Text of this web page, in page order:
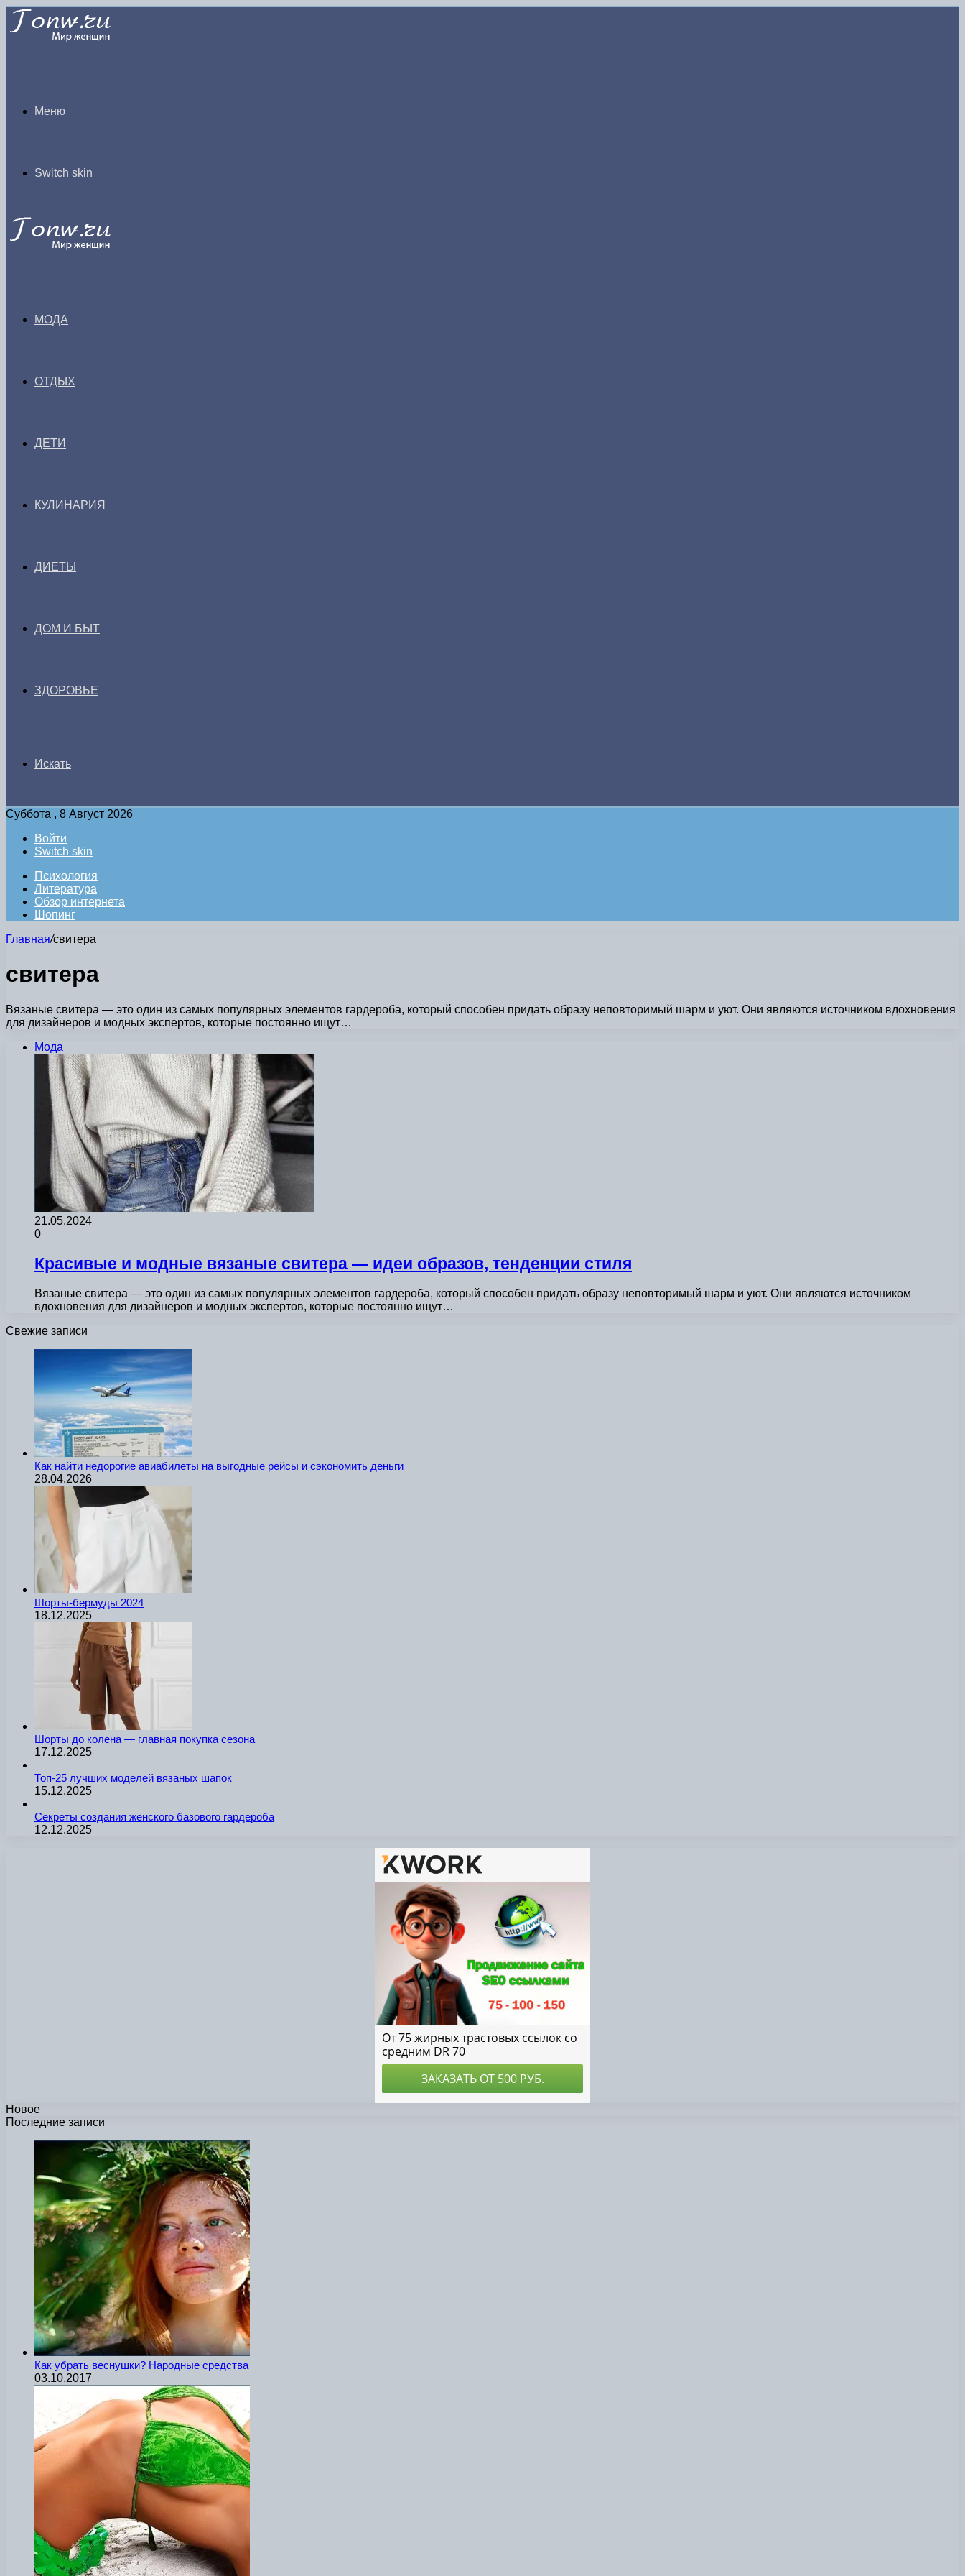
Меню
Switch skin
МОДА
ОТДЫХ
ДЕТИ
КУЛИНАРИЯ
ДИЕТЫ
ДОМ И БЫТ
ЗДОРОВЬЕ
Искать
Суббота , 8 Август 2026
Войти
Switch skin
Психология
Литература
Обзор интернета
Шопинг
Главная/свитера
свитера
Вязаные свитера — это один из самых популярных элементов гардероба, который способен придать образу неповторимый шарм и уют. Они являются источником вдохновения
для дизайнеров и модных экспертов, которые постоянно ищут…
Мода
21.05.2024
0
Красивые и модные вязаные свитера — идеи образов, тенденции стиля
Вязаные свитера — это один из самых популярных элементов гардероба, который способен придать образу неповторимый шарм и уют. Они являются источником
вдохновения для дизайнеров и модных экспертов, которые постоянно ищут…
Свежие записи
Как найти недорогие авиабилеты на выгодные рейсы и сэкономить деньги
28.04.2026
Шорты-бермуды 2024
18.12.2025
Шорты до колена — главная покупка сезона
17.12.2025
Топ-25 лучших моделей вязаных шапок
15.12.2025
Секреты создания женского базового гардероба
12.12.2025
Новое
Последние записи
Как убрать веснушки? Народные средства
03.10.2017